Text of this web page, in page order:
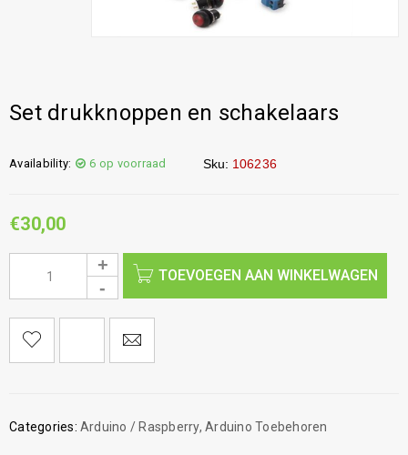
Set drukknoppen en schakelaars
Availability: 6 op voorraad Sku: 106236
€30,00
TOEVOEGEN AAN WINKELWAGEN
Categories: Arduino / Raspberry, Arduino Toebehoren